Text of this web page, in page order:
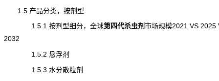
1.5 产品分类，按剂型
1.5.1 按剂型细分，全球第四代杀虫剂市场规模2021 VS 2025
2032
1.5.2 悬浮剂
1.5.3 水分散粒剂